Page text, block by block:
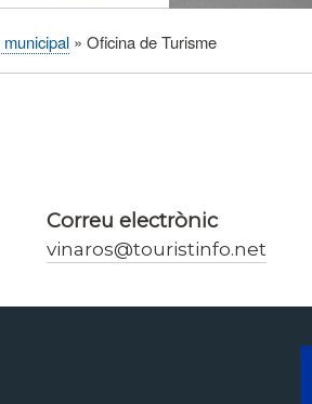
Oficina de Turisme
Correu electrònic
vinaros@touristinfo.net